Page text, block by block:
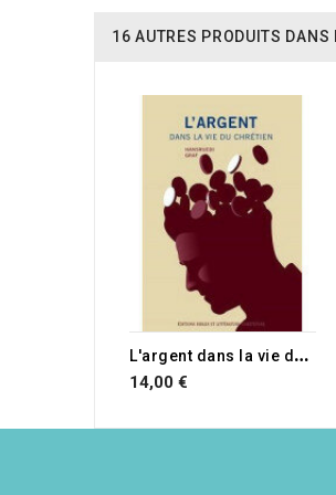
16 AUTRES PRODUITS DANS
L
'argent dans la vie du chrétien
14,00 €